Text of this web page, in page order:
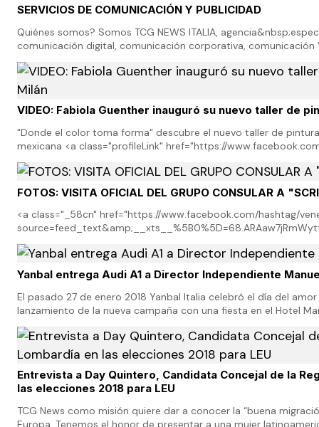
SERVICIOS DE COMUNICACIÓN Y PUBLICIDAD
Quiénes somos? Somos TCG NEWS ITALIA,
comunicación digital, comunicación corporativa, comunicación
Publicitarios, organización de todo tipo de eventos…
VIDEO: Fabiola Guenther inauguró su nuevo taller de
"Donde el color toma forma" descubre el nuevo taller de
mexicana <a class="profileLink" href="https://
__tn__=K-R&amp;eid=ARArgGK9vO__KL…
FOTOS: VISITA OFICIAL DEL GRUPO CONSULAR A
<a class="_58cn" href="https://www.facebook.com/hashtag/
XZSM2ApB3X9Ekw5IdVu89GoJ26pO6D1fwoBU-
5a5a11ELUMs-eDoHC…
Yanbal entrega Audi A1 a Director Independiente
El pasado 27 de enero 2018 Yanbal Italia celebró el día del
lanzamiento de la nueva campaña con una fiesta en el Hotel
Entrevista a Day Quintero, Candidata Concejal de la
las elecciones 2018 para LEU
TCG News como misión quiere dar a conocer la “buena
Europa. Tenemos el honor de presentar a una mujer